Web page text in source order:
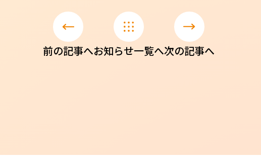
前の記事へお知らせ一覧へ次の記事へ